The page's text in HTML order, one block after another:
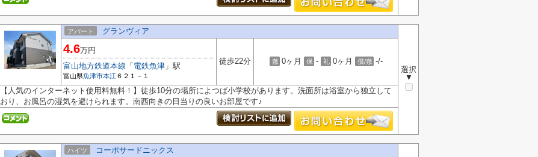
アパート グランヴィア
選択
▼
4.6万円
富山地方鉄道本線 「 電鉄魚津 」駅
富山県魚津市本江６２１－１
徒歩22分 敷 0ヶ月 保 - 礼 0ヶ月 償/敷 -/-
【人気のインターネット使用料無料！】徒歩10分の場所によつば小学校があります。洗面所は浴室から独立して
おり、お風呂の湿気を避けられます。南西向きの日当りの良いお部屋です♪
ハイツ コーポサードニックス